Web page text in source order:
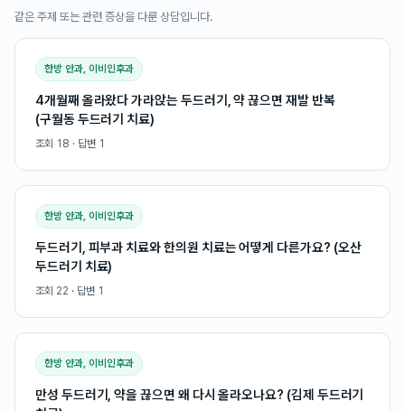
같은 주제 또는 관련 증상을 다룬 상담입니다.
한방 안과, 이비인후과
4개월째 올라왔다 가라앉는 두드러기, 약 끊으면 재발 반복
(구월동 두드러기 치료)
조회 18 · 답변 1
한방 안과, 이비인후과
두드러기, 피부과 치료와 한의원 치료는 어떻게 다른가요? (오산
두드러기 치료)
조회 22 · 답변 1
한방 안과, 이비인후과
만성 두드러기, 약을 끊으면 왜 다시 올라오나요? (김제 두드러기